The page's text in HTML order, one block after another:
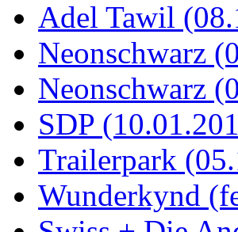
Adel Tawil
Neonschwarz
Neonschwarz
SDP
Trailerpark
Wunderkynd